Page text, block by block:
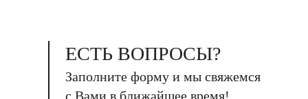
ЕСТЬ ВОПРОСЫ?
Заполните форму и мы свяжемся
с Вами в ближайшее время!